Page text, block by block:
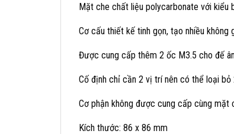
Mặt che chất liệu polycarbonate với kiểu
Cơ cấu thiết kế tinh gọn, tạo nhiều không
Được cung cấp thêm 2 ốc M3.5 cho đế
Cố định chỉ cần 2 vị trí nên có thể loại
Cơ phận không được cung cấp cùng mặt
Kích thước: 86 x 86 mm